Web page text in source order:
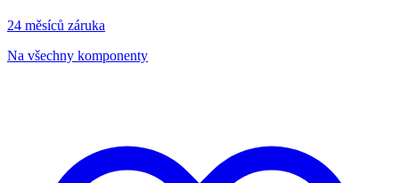
24 měsíců záruka
Na všechny komponenty